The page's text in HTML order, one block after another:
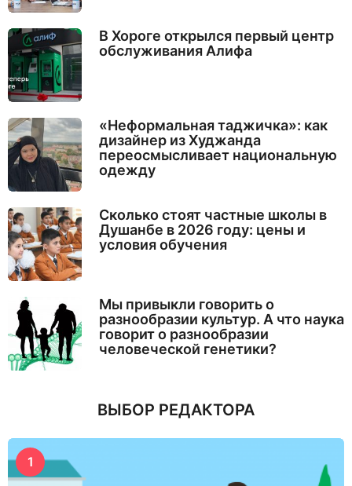
В Хороге открылся первый центр
обслуживания Алифа
«Неформальная таджичка»: как
дизайнер из Худжанда
переосмысливает национальную
одежду
Сколько стоят частные школы в
Душанбе в 2026 году: цены и
условия обучения
Мы привыкли говорить о
разнообразии культур. А что наука
говорит о разнообразии
человеческой генетики?
ВЫБОР РЕДАКТОРА
1